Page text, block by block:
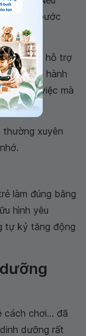
từng bước
động để hỗ trợ
nhở về hành
thành việc mà
thường xuyên
làm đúng bằng
hình yêu
tự kỷ tăng động
cách chơi... đã
dưỡng rất